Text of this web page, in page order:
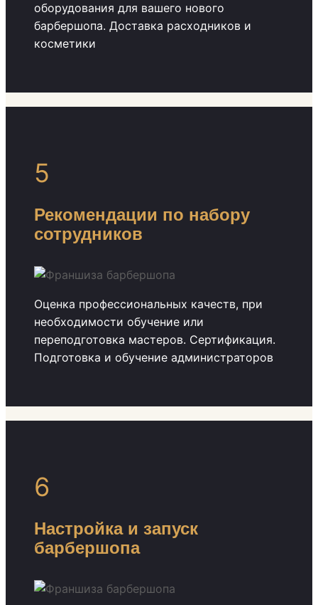
оборудования для вашего нового
барбершопа. Доставка расходников и
косметики
5
Рекомендации по набору
сотрудников
Оценка профессиональных качеств, при
необходимости обучение или
переподготовка мастеров. Сертификация.
Подготовка и обучение администраторов
6
Настройка и запуск
барбершопа